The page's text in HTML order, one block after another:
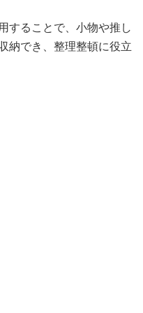
することで、小物や推し
納でき、整理整頓に役立